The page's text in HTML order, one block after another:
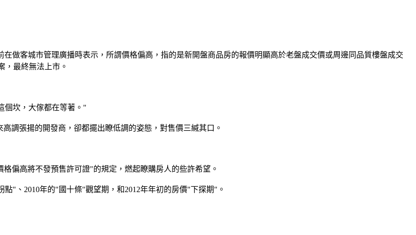
客城市管理廣播時表示，所謂價格偏高，指的是新開盤商品房的報價明顯高於老盤成交價或周邊同品質樓盤成交
，最終無法上市。
坎，大傢都在等著。"
張揚的開發商，卻都擺出瞭低調的姿態，對售價三緘其口。
高將不發預售許可證"的規定，燃起瞭購房人的些許希望。
、2010年的"國十條"觀望期，和2012年年初的房價"下探期"。